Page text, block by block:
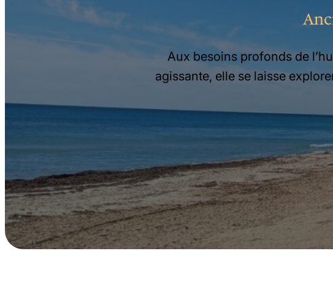
Viens
Un tchat chrétien en